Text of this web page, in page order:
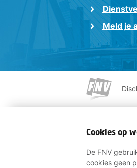
Meld je
Cookies op
De FNV
cookies geen